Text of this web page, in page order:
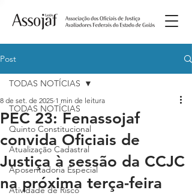
Post
TODAS NOTÍCIAS
Quinto Constitucional
Atualização Cadastral
Aposentadoria Especial
Atividade de Risco
TODAS NOTÍCIAS
PEC 23: Fenassojaf
convida Oficiais de
Justiça à sessão da CCJC
na próxima terça-feira
8 de set. de 2025 1 min de leitura